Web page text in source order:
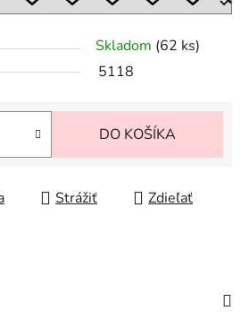
Skladom (62 ks)
5118
DO KOŠÍKA
Strážiť Zdieľať